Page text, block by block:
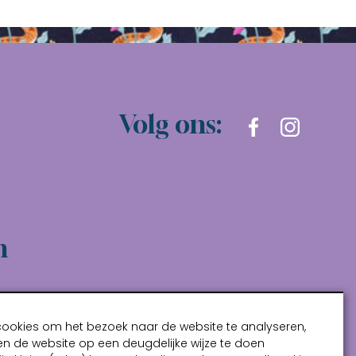
Volg ons:
om het bezoek naar de website te analyseren,
de website op een deugdelijke wijze te doen